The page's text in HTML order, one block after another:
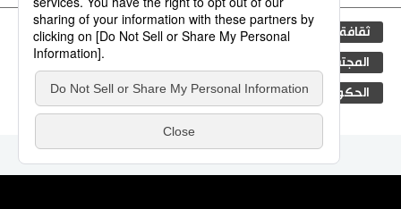
ثقافة جيجي برس اليابان مجتمع
المجتمع الياباني سياسة
الحكومة اليابانية فن المطبخ الياباني